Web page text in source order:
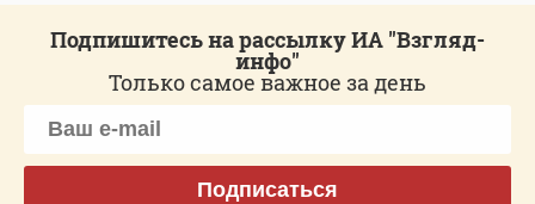
Подпишитесь на рассылку ИА "Взгляд-
инфо"
Только самое важное за день
Подписаться